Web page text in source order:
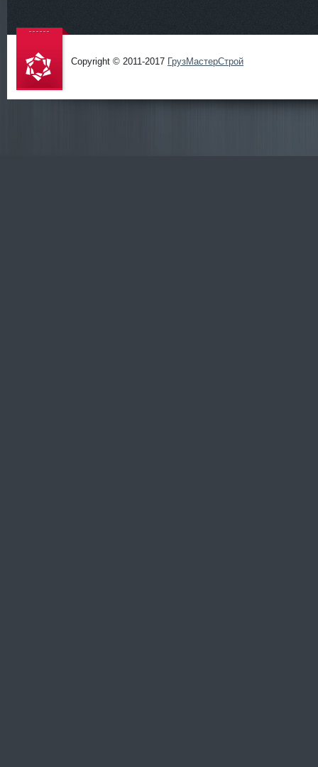
ГрузМаст
Copyright © 2011-2017 ГрузМастерСтрой